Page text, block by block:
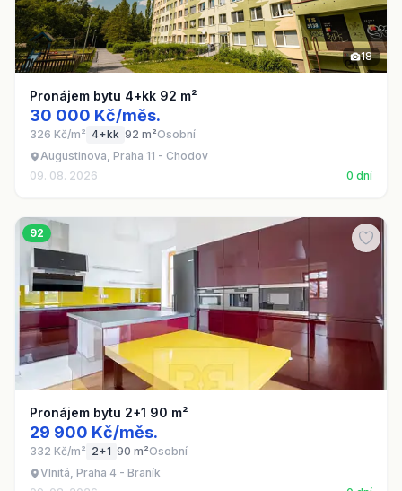
18
Pronájem bytu 4+kk 92 m²
30 000 Kč/měs.
326 Kč/m² 4+kk 92 m²Osobní
Augustinova, Praha 11 - Chodov
09. 08. 2026
0 dní
92
Pronájem bytu 2+1 90 m²
29 900 Kč/měs.
332 Kč/m² 2+1 90 m²Osobní
Vlnitá, Praha 4 - Braník